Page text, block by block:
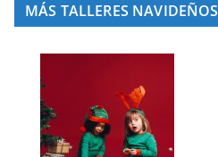
MÁS TALLERES NAVIDEÑOS